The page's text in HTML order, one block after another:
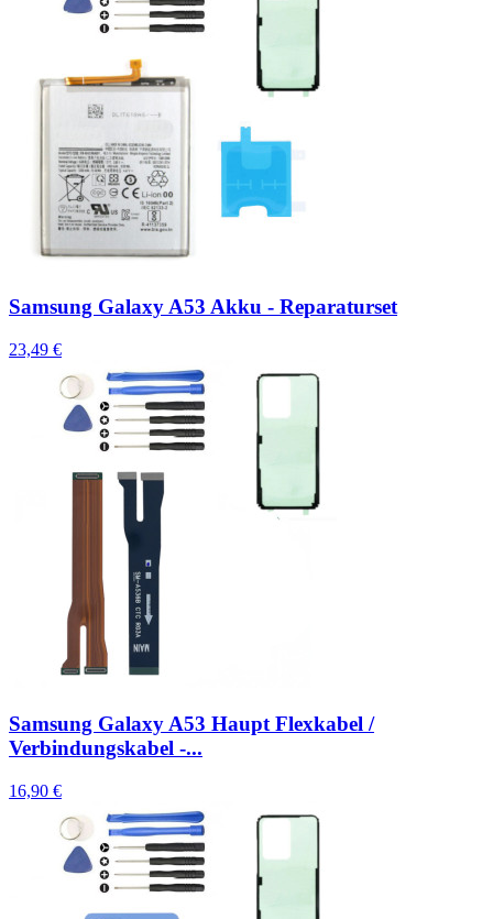
Samsung Galaxy A53 Akku - Reparaturset
23,49 €
Samsung Galaxy A53 Haupt Flexkabel /
Verbindungskabel -...
16,90 €